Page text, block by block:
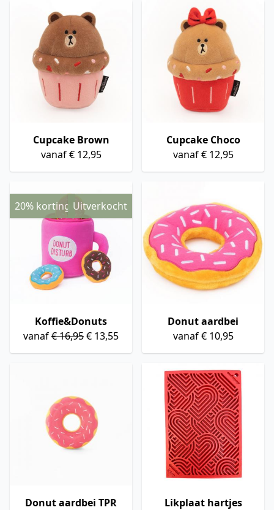
Cupcake Brown
vanaf € 12,95
Cupcake Choco
vanaf € 12,95
Koffie&Donuts
vanaf€ 16,95€ 13,55
20% korting Uitverkocht
Donut aardbei
vanaf € 10,95
Donut aardbei TPR
Likplaat hartjes